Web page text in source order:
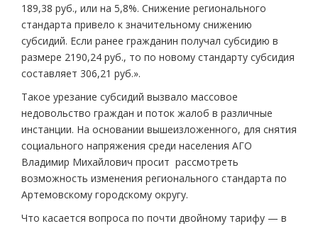
189,38 руб., или на 5,8%. Снижение регионального
стандарта привело к значительному снижению
субсидий. Если ранее гражданин получал субсидию в
размере 2190,24 руб., то по новому стандарту субсидия
составляет 306,21 руб.».
Такое урезание субсидий вызвало массовое
недовольство граждан и поток жалоб в различные
инстанции. На основании вышеизложенного, для снятия
социального напряжения среди населения АГО
Владимир Михайлович просит рассмотреть
возможность изменения регионального стандарта по
Артемовскому городскому округу.
Что касается вопроса по почти двойному тарифу — в